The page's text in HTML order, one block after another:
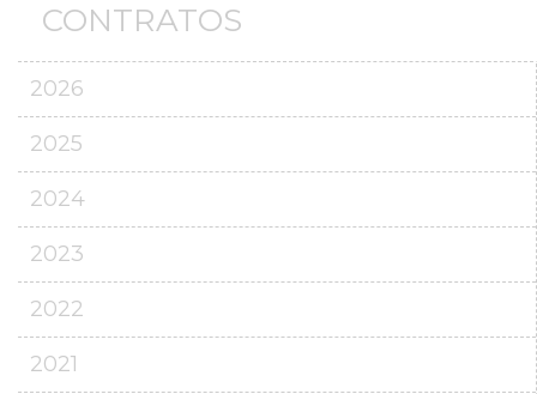
CONTRATOS
2026
2025
2024
2023
2022
2021